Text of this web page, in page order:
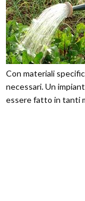
Con materiali
necessari. Un
essere fatto in tanti